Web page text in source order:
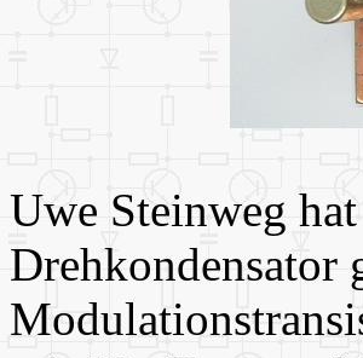
Uwe Steinweg
Drehkondensator